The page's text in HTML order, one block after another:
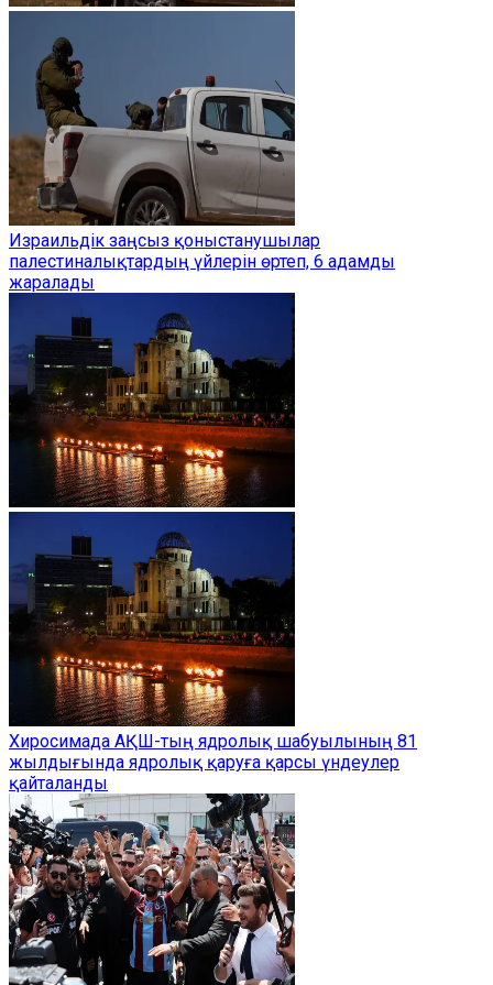
Израильдік заңсыз қоныстанушылар
палестиналықтардың үйлерін өртеп, 6 адамды
жаралады
Хиросимада АҚШ-тың ядролық шабуылының 81
жылдығында ядролық қаруға қарсы үндеулер
қайталанды